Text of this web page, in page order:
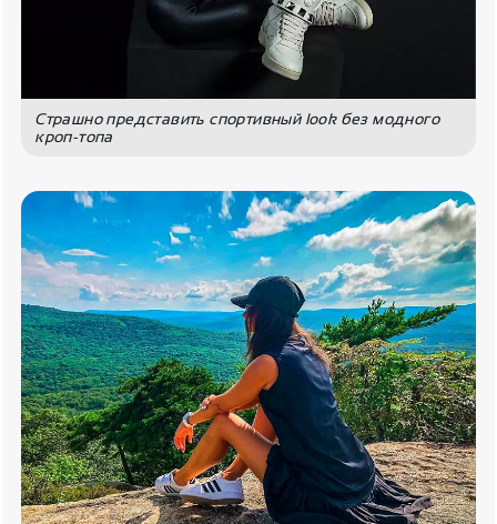
Страшно представить спортивный look без модного
кроп-топа